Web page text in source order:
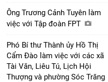
Ông Trương Cảnh Tuyên làm
việc với Tập đoàn FPT
Phó Bí thư Thành ủy Hồ Thị
Cẩm Đào làm việc với các xã
Tài Văn, Liêu Tú, Lịch Hội
Thượng và phường Sóc Trăng